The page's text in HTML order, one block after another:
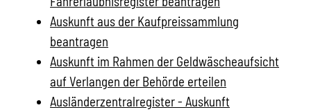
Auskunft aus der Kaufpreissammlung
beantragen
Auskunft im Rahmen der Geldwäscheaufsicht
auf Verlangen der Behörde erteilen
Ausländerzentralregister - Auskunft